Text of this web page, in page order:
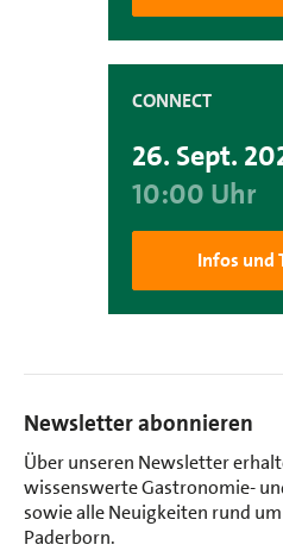
CONNECT
26. Sept.
10:00 Uhr
Infos und
Newsletter abonnieren
Über unseren Newsletter
wissenswerte Gastronomie-
sowie alle Neuigkeiten rund
Paderborn.